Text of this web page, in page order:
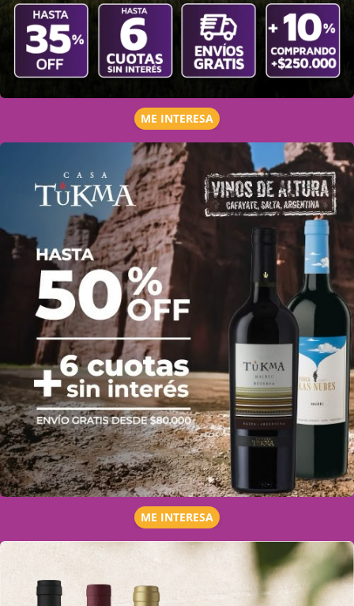
ME INTERESA
ME INTERESA